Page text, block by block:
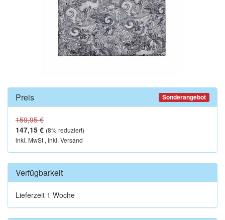
Preis Sonderangebot
159,95 €
147,15 € (8% reduziert)
inkl. MwSt , inkl. Versand
Verfügbarkeit
Lieferzeit 1 Woche